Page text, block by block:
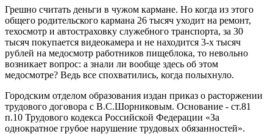
Грешно считать деньги в чужом кармане. Но когда из этого
общего родительского кармана 26 тысяч уходит на ремонт,
техосмотр и автостраховку служебного транспорта, за 30
тысяч покупается видеокамера и не находится 3-х тысяч
рублей на медосмотр работников пищеблока, то невольно
возникает вопрос: а знали ли вообще здесь об этом
медосмотре? Ведь все спохватились, когда полыхнуло.
Городским отделом образования издан приказ о расторжении
трудового договора с В.С.Шорниковым. Основание - ст.81
п.10 Трудового кодекса Российской Федерации «За
однократное грубое нарушение трудовых обязанностей».